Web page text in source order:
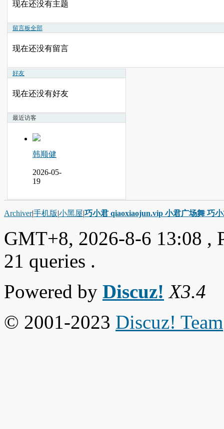
现在还没有主题
留言板全部
现在还没有留言
好友
现在还没有好友
最近访客
韩顺健
2026-05-
19
Archiver|手机版|小黑屋|巧小君 qiaoxiaojun.vip 小君广场舞 巧
GMT+8, 2026-8-6 13:08 ,
21 queries .
Powered by Discuz! X3.4
© 2001-2023 Discuz! Team